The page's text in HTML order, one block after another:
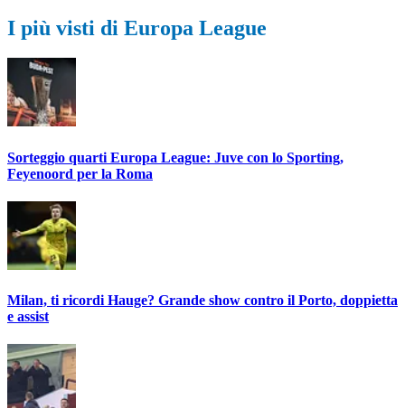
I più visti di Europa League
Sorteggio quarti Europa League: Juve con lo Sporting,
Feyenoord per la Roma
Milan, ti ricordi Hauge? Grande show contro il Porto, doppietta
e assist